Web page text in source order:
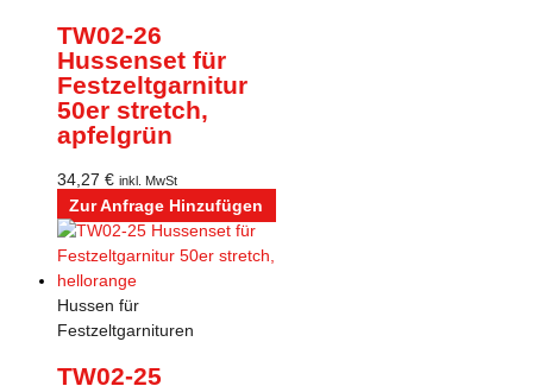
TW02-26
Hussenset für
Festzeltgarnitur
50er stretch,
apfelgrün
34,27 € inkl. MwSt
Zur Anfrage Hinzufügen
Hussen für
Festzeltgarnituren
TW02-25